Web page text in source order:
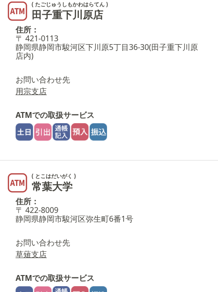
( たごじゅうしもかわはらてん )
田子重下川原店
住所：
〒 421-0113
静岡県静岡市駿河区下川原5丁目36-30(田子重下川原
店内)
お問い合わせ先
用宗支店
ATMでの取扱サービス
( とこはだいがく )
常葉大学
住所：
〒 422-8009
静岡県静岡市駿河区弥生町6番1号
お問い合わせ先
草薙支店
ATMでの取扱サービス